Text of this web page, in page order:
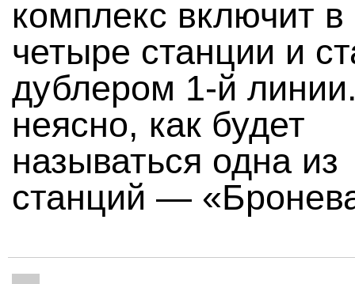
комплекс включит в
четыре станции и
дублером 1-й
неясно, как будет
называться одна из
станций —